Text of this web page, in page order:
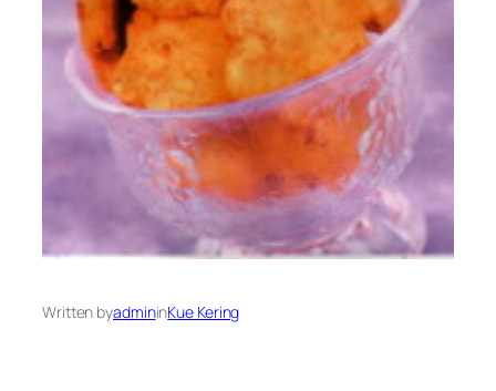
Written byadmininKue Kering